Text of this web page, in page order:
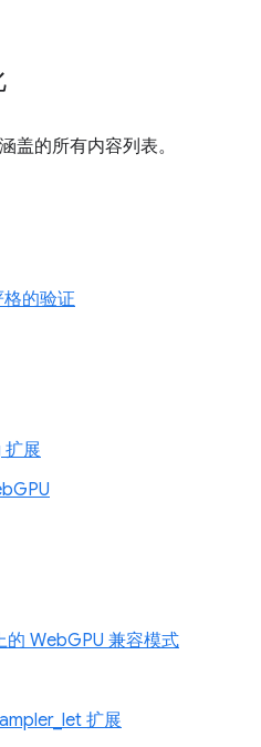
盖的所有内容列表。
的验证
扩展
的 WebGPU 兼容模式
扩展